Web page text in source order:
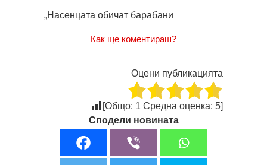
„Haceнцaтa oбичaт бapaбaни
Как ще коментираш?
Оцени публикацията
[Общо: 1 Средна оценка: 5]
Сподели новината